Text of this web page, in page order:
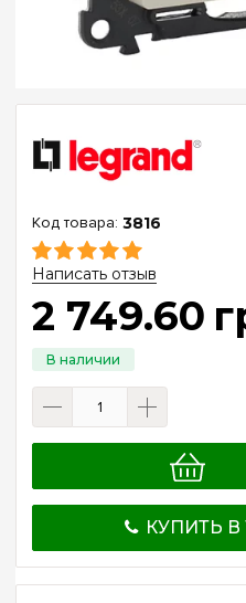
3816
Написать отзыв
2 749.60
КУПИТЬ В